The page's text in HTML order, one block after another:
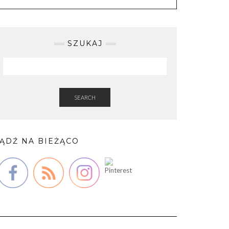
SZUKAJ
SEARCH
NA BIEŻĄCO